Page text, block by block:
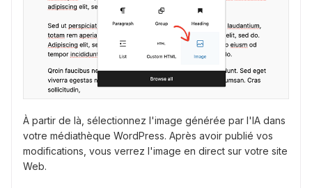
À partir de là, sélectionnez l'image générée par l'IA dans
votre médiathèque WordPress. Après avoir publié vos
modifications, vous verrez l'image en direct sur votre site
Web.